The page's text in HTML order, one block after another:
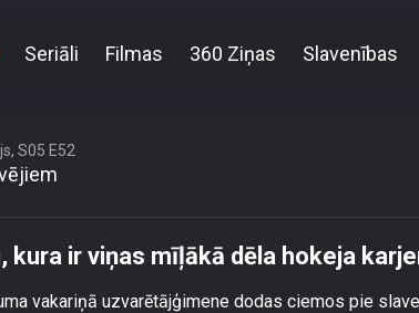
Seriāli Filmas 360 Ziņas Slavenības
S05 E52
kura ir viņas mīļākā dēla hokeja
vakariņā uzvarētājģimene dodas ciemos pie